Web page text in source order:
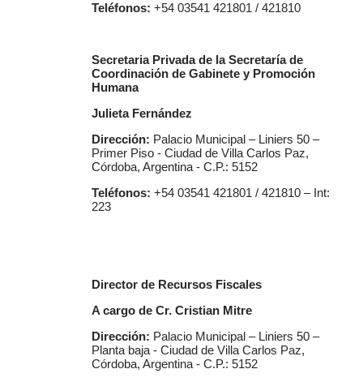
Teléfonos:+54 03541 421801 / 421810
Secretaria Privada de la Secretaría de
Coordinación de Gabinete y Promoción
Humana
Julieta Fernández
Dirección: Palacio Municipal – Liniers 50 –
Primer Piso - Ciudad de Villa Carlos Paz,
Córdoba, Argentina - C.P.: 5152
Teléfonos:+54 03541 421801 / 421810 – Int:
223
Director de Recursos Fiscales
A cargo de Cr. Cristian Mitre
Dirección: Palacio Municipal – Liniers 50 –
Planta baja - Ciudad de Villa Carlos Paz,
Córdoba, Argentina - C.P.: 5152